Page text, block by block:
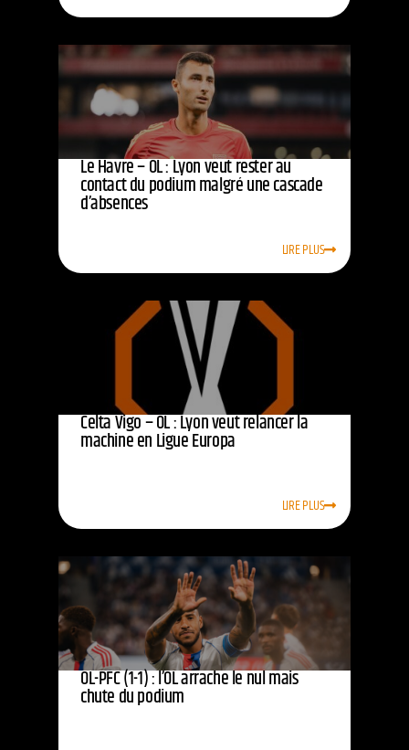
Le Havre – OL : Lyon veut rester au
contact du podium malgré une cascade
d’absences
LIRE PLUS
Celta Vigo – OL : Lyon veut relancer la
machine en Ligue Europa
LIRE PLUS
OL-PFC (1-1) : l’OL arrache le nul mais
chute du podium